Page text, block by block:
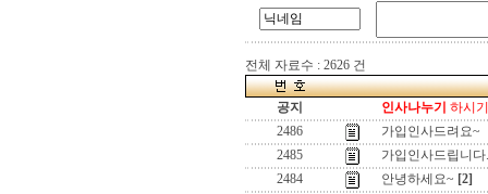
전체 자료수 : 2626 건
공지 인사나누기 하시
2486
가입인사드려요~
2485
가입인사드립니다.
2484
안녕하세요~ [2]